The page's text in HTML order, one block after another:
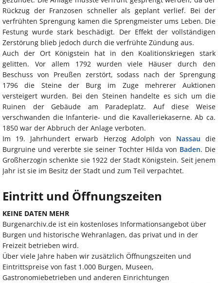
Rückzug der Franzosen schneller als geplant verlief. Bei der
verfrühten Sprengung kamen die Sprengmeister ums Leben. Die
Festung wurde stark beschädigt. Der Effekt der vollständigen
Zerstörung blieb jedoch durch die verfrühte Zündung aus.
Auch der Ort Königstein hat in den Koalitionskriegen stark
gelitten. Vor allem 1792 wurden viele Häuser durch den
Beschuss von Preußen zerstört, sodass nach der Sprengung
1796 die Steine der Burg im Zuge mehrerer Auktionen
versteigert wurden. Bei den Steinen handelte es sich um die
Ruinen der Gebäude am Paradeplatz. Auf diese Weise
verschwanden die Infanterie- und die Kavalleriekaserne. Ab ca.
1850 war der Abbruch der Anlage verboten.
Im 19. Jahrhundert erwarb Herzog Adolph von Nassau die
Burgruine und vererbte sie seiner Tochter Hilda von Baden. Die
Großherzogin schenkte sie 1922 der Stadt Königstein. Seit jenem
Jahr ist sie im Besitz der Stadt und zum Teil verpachtet.
Eintritt und Öffnungszeiten
KEINE DATEN MEHR
Burgenarchiv.de ist ein kostenloses Informationsangebot über
Burgen und historische Wehranlagen, das privat und in der
Freizeit betrieben wird.
Über viele Jahre haben wir zusätzlich Öffnungszeiten und
Eintrittspreise von fast 1.000 Burgen, Museen,
Gastronomiebetrieben und anderen Einrichtungen